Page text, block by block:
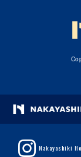
Nakayashiki